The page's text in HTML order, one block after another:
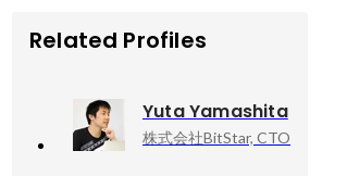
Related Profiles
Yuta Yamashita
株式会社BitStar, CTO